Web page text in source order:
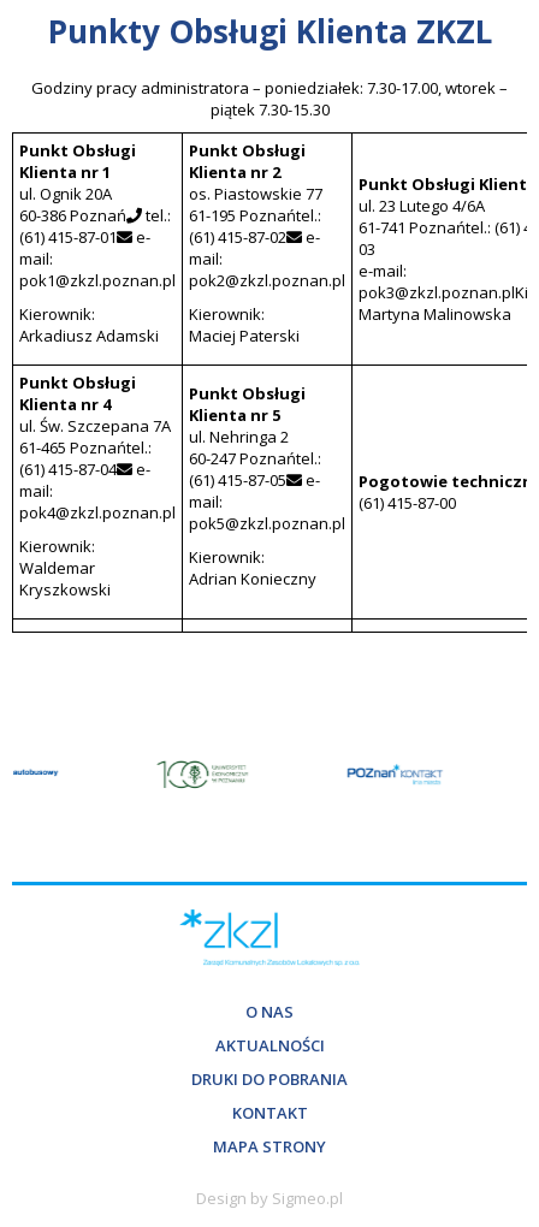
Punkty Obsługi Klienta ZKZL
Godziny pracy administratora – poniedziałek: 7.30-17.00, wtorek –
piątek 7.30-15.30
Punkt Obsługi
Klienta nr 1
ul. Ognik 20A
60-386 Poznań
tel.:
(61) 415-87-01
e-
mail:
pok1@zkzl.poznan.pl
Kierownik:
Arkadiusz Adamski
Punkt Obsługi
Klienta nr 2
os. Piastowskie 77
61-195 Poznańtel.:
(61) 415-87-02
e-
mail:
pok2@zkzl.poznan.pl
Kierownik:
Maciej Paterski
Punkt Obsługi Klienta
ul. 23 Lutego 4/6A
61-741 Poznańtel.: (61)
03
e-mail:
Martyna Malinowska
Punkt Obsługi
Klienta nr 4
ul. Św. Szczepana 7A
61-465 Poznańtel.:
(61) 415-87-04
e-
mail:
pok4@zkzl.poznan.pl
Kierownik:
Waldemar
Kryszkowski
Punkt Obsługi
Klienta nr 5
ul. Nehringa 2
60-247 Poznańtel.:
(61) 415-87-05
e-
mail:
pok5@zkzl.poznan.pl
Kierownik:
Adrian Konieczny
Pogotowie
(61) 415-87-00
O NAS
AKTUALNOŚCI
DRUKI DO POBRANIA
KONTAKT
MAPA STRONY
Design by Sigmeo.pl